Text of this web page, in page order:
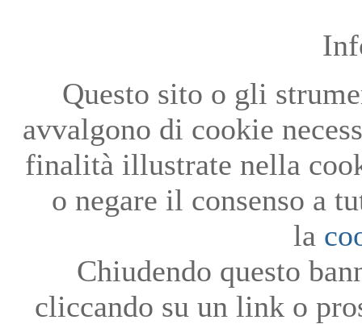
Questo sito o gli
avvalgono di cookie
finalità illustrate nella
o negare il consenso a
la
Chiudendo questo
cliccando su un link o